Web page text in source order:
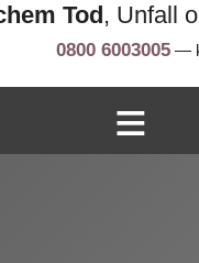
Tod, Unfall
0800 6003005 —